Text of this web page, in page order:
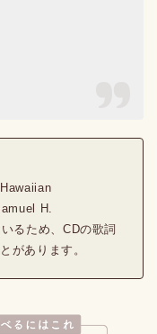
H.
るため、CDの歌詞
があります。